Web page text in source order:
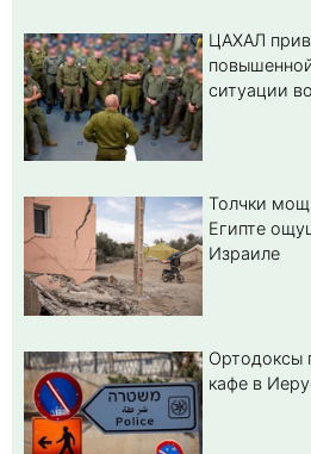
ЦАХАЛ
ситуации
Толчки
Египте
Израиле
Ортодоксы
кафе в